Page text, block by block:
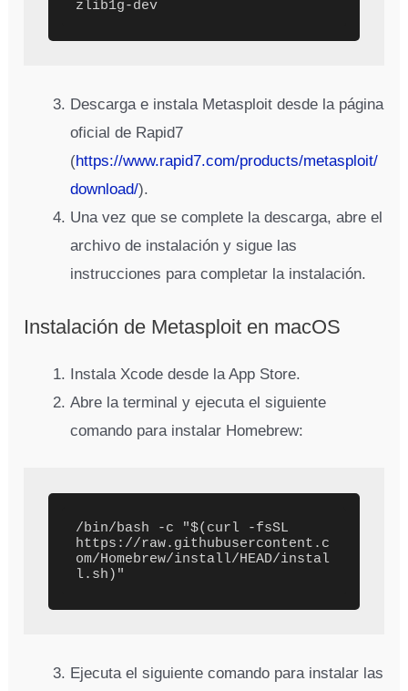
Descarga e instala Metasploit desde la página
oficial de Rapid7
(https://www.rapid7.com/products/metasploit/
download/).
Una vez que se complete la descarga, abre el
archivo de instalación y sigue las
instrucciones para completar la instalación.
Instalación de Metasploit en macOS
Instala Xcode desde la App Store.
Abre la terminal y ejecuta el siguiente
comando para instalar Homebrew:
/bin/bash -c "$(curl -fsSL
https://raw.githubusercontent.c
om/Homebrew/install/HEAD/instal
Ejecuta el siguiente comando para instalar las